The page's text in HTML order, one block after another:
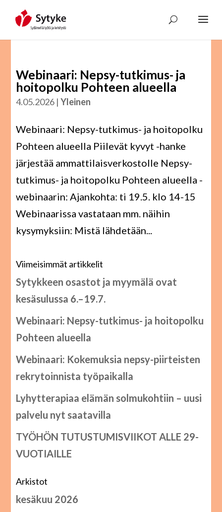
content
Webinaari: Nepsy-tutkimus- ja
hoitopolku Pohteen alueella
4.05.2026 |Yleinen
Webinaari: Nepsy-tutkimus- ja hoitopolku
Pohteen alueella Piilevät kyvyt -hanke
järjestää ammattilaisverkostolle Nepsy-
tutkimus- ja hoitopolku Pohteen alueella -
webinaarin: Ajankohta: ti 19.5. klo 14-15
Webinaarissa vastataan mm. näihin
kysymyksiin: Mistä lähdetään...
Viimeisimmät artikkelit
Sytykkeen osastot ja myymälä ovat
kesäsulussa 6.–19.7.
Webinaari: Nepsy-tutkimus- ja hoitopolku
Pohteen alueella
Webinaari: Kokemuksia nepsy-piirteisten
rekrytoinnista työpaikalla
Lyhytterapiaa elämän solmukohtiin – uusi
palvelu nyt saatavilla
TYÖHÖN TUTUSTUMISVIIKOT ALLE 29-
VUOTIAILLE
Arkistot
kesäkuu 2026